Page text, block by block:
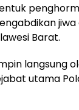
Barat.
langsung
utama